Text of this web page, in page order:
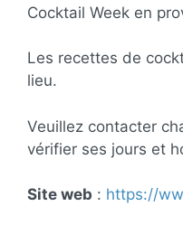
Cocktail Week en
Les recettes de
lieu.
Veuillez contacter
vérifier ses jours et
Site web : https://